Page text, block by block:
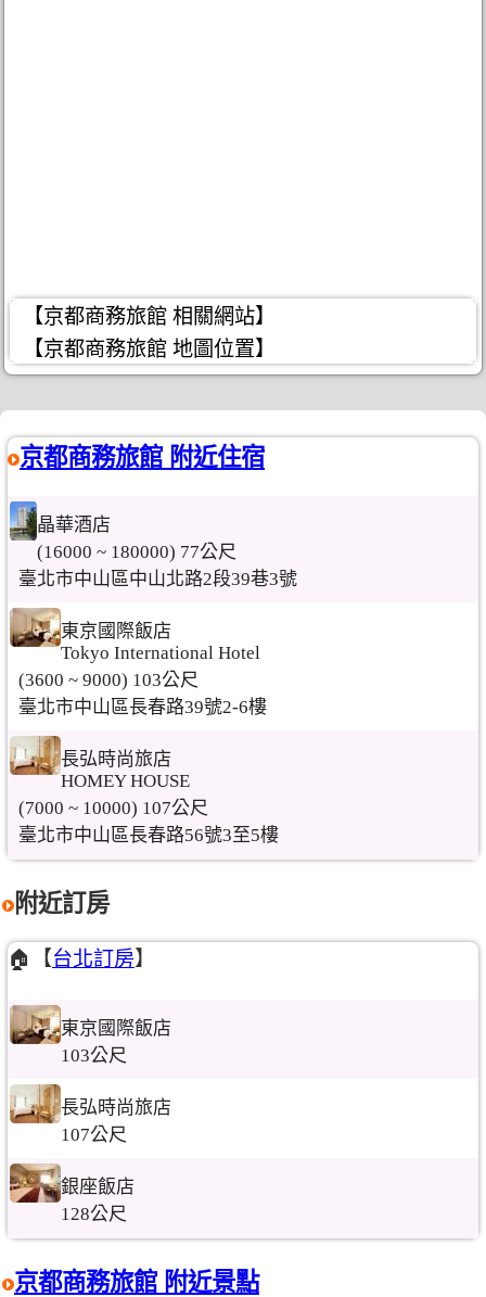
【京都商務旅館 相關網站】
【京都商務旅館 地圖位置】
京都商務旅館 附近住宿
晶華酒店
(16000 ~ 180000) 77公尺
臺北市中山區中山北路2段39巷3號
東京國際飯店
Tokyo International Hotel
(3600 ~ 9000) 103公尺
臺北市中山區長春路39號2-6樓
長弘時尚旅店
HOMEY HOUSE
(7000 ~ 10000) 107公尺
臺北市中山區長春路56號3至5樓
附近訂房
🏠【台北訂房】
東京國際飯店
103公尺
長弘時尚旅店
107公尺
銀座飯店
128公尺
京都商務旅館 附近景點